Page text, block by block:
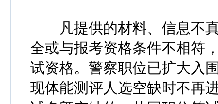
凡提供的材料、信息不真
全或与报考资格条件不相符
试资格。警察职位已扩大入
现体能测评人选空缺时不再